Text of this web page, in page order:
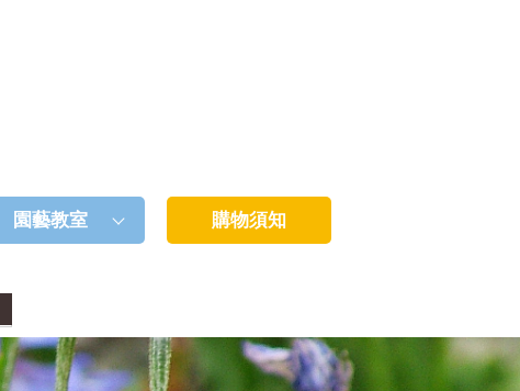
園藝教室 購物須知